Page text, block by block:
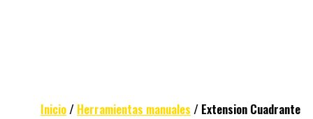
Inicio/ Herramientas manuales / Extension Cuadrante